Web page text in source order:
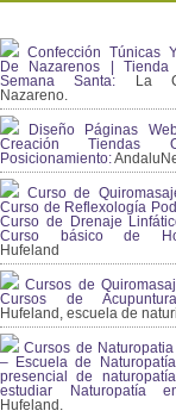
Confección Túnicas
De Nazarenos | Tienda
Semana Santa: La
Nazareno.
Diseño Páginas
Creación Tiendas
Posicionamiento:
Curso de
Curso de Reflexología
Curso de Drenaje
Curso básico de
Hufeland
Cursos de
Cursos de
Hufeland, escuela de
Cursos de
– Escuela de
presencial de
estudiar Naturopatía
Hufeland.